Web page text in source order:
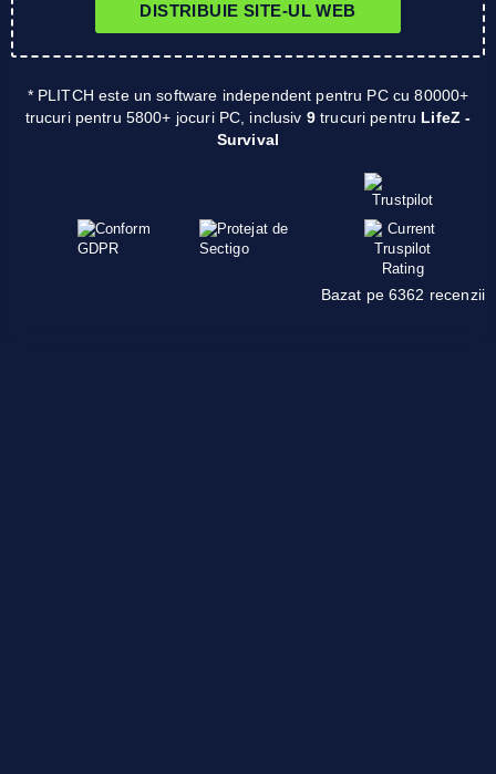
DISTRIBUIE SITE-UL WEB
* PLITCH este un software independent pentru PC cu 80000+
trucuri pentru 5800+ jocuri PC, inclusiv 9trucuri pentru LifeZ -
Survival
Bazat pe 6362 recenzii